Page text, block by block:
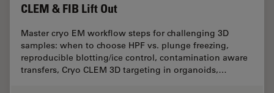
CLEM & FIB Lift Out
Master cryo EM workflow steps for challenging 3D
samples: when to choose HPF vs. plunge freezing,
reproducible blotting/ice control, contamination aware
transfers, Cryo CLEM 3D targeting in organoids,…